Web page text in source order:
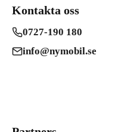
Kontakta oss
0727-190 180
info@nymobil.se